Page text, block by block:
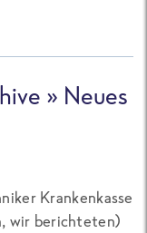
» Neues
Krankenkasse
wir berichteten)